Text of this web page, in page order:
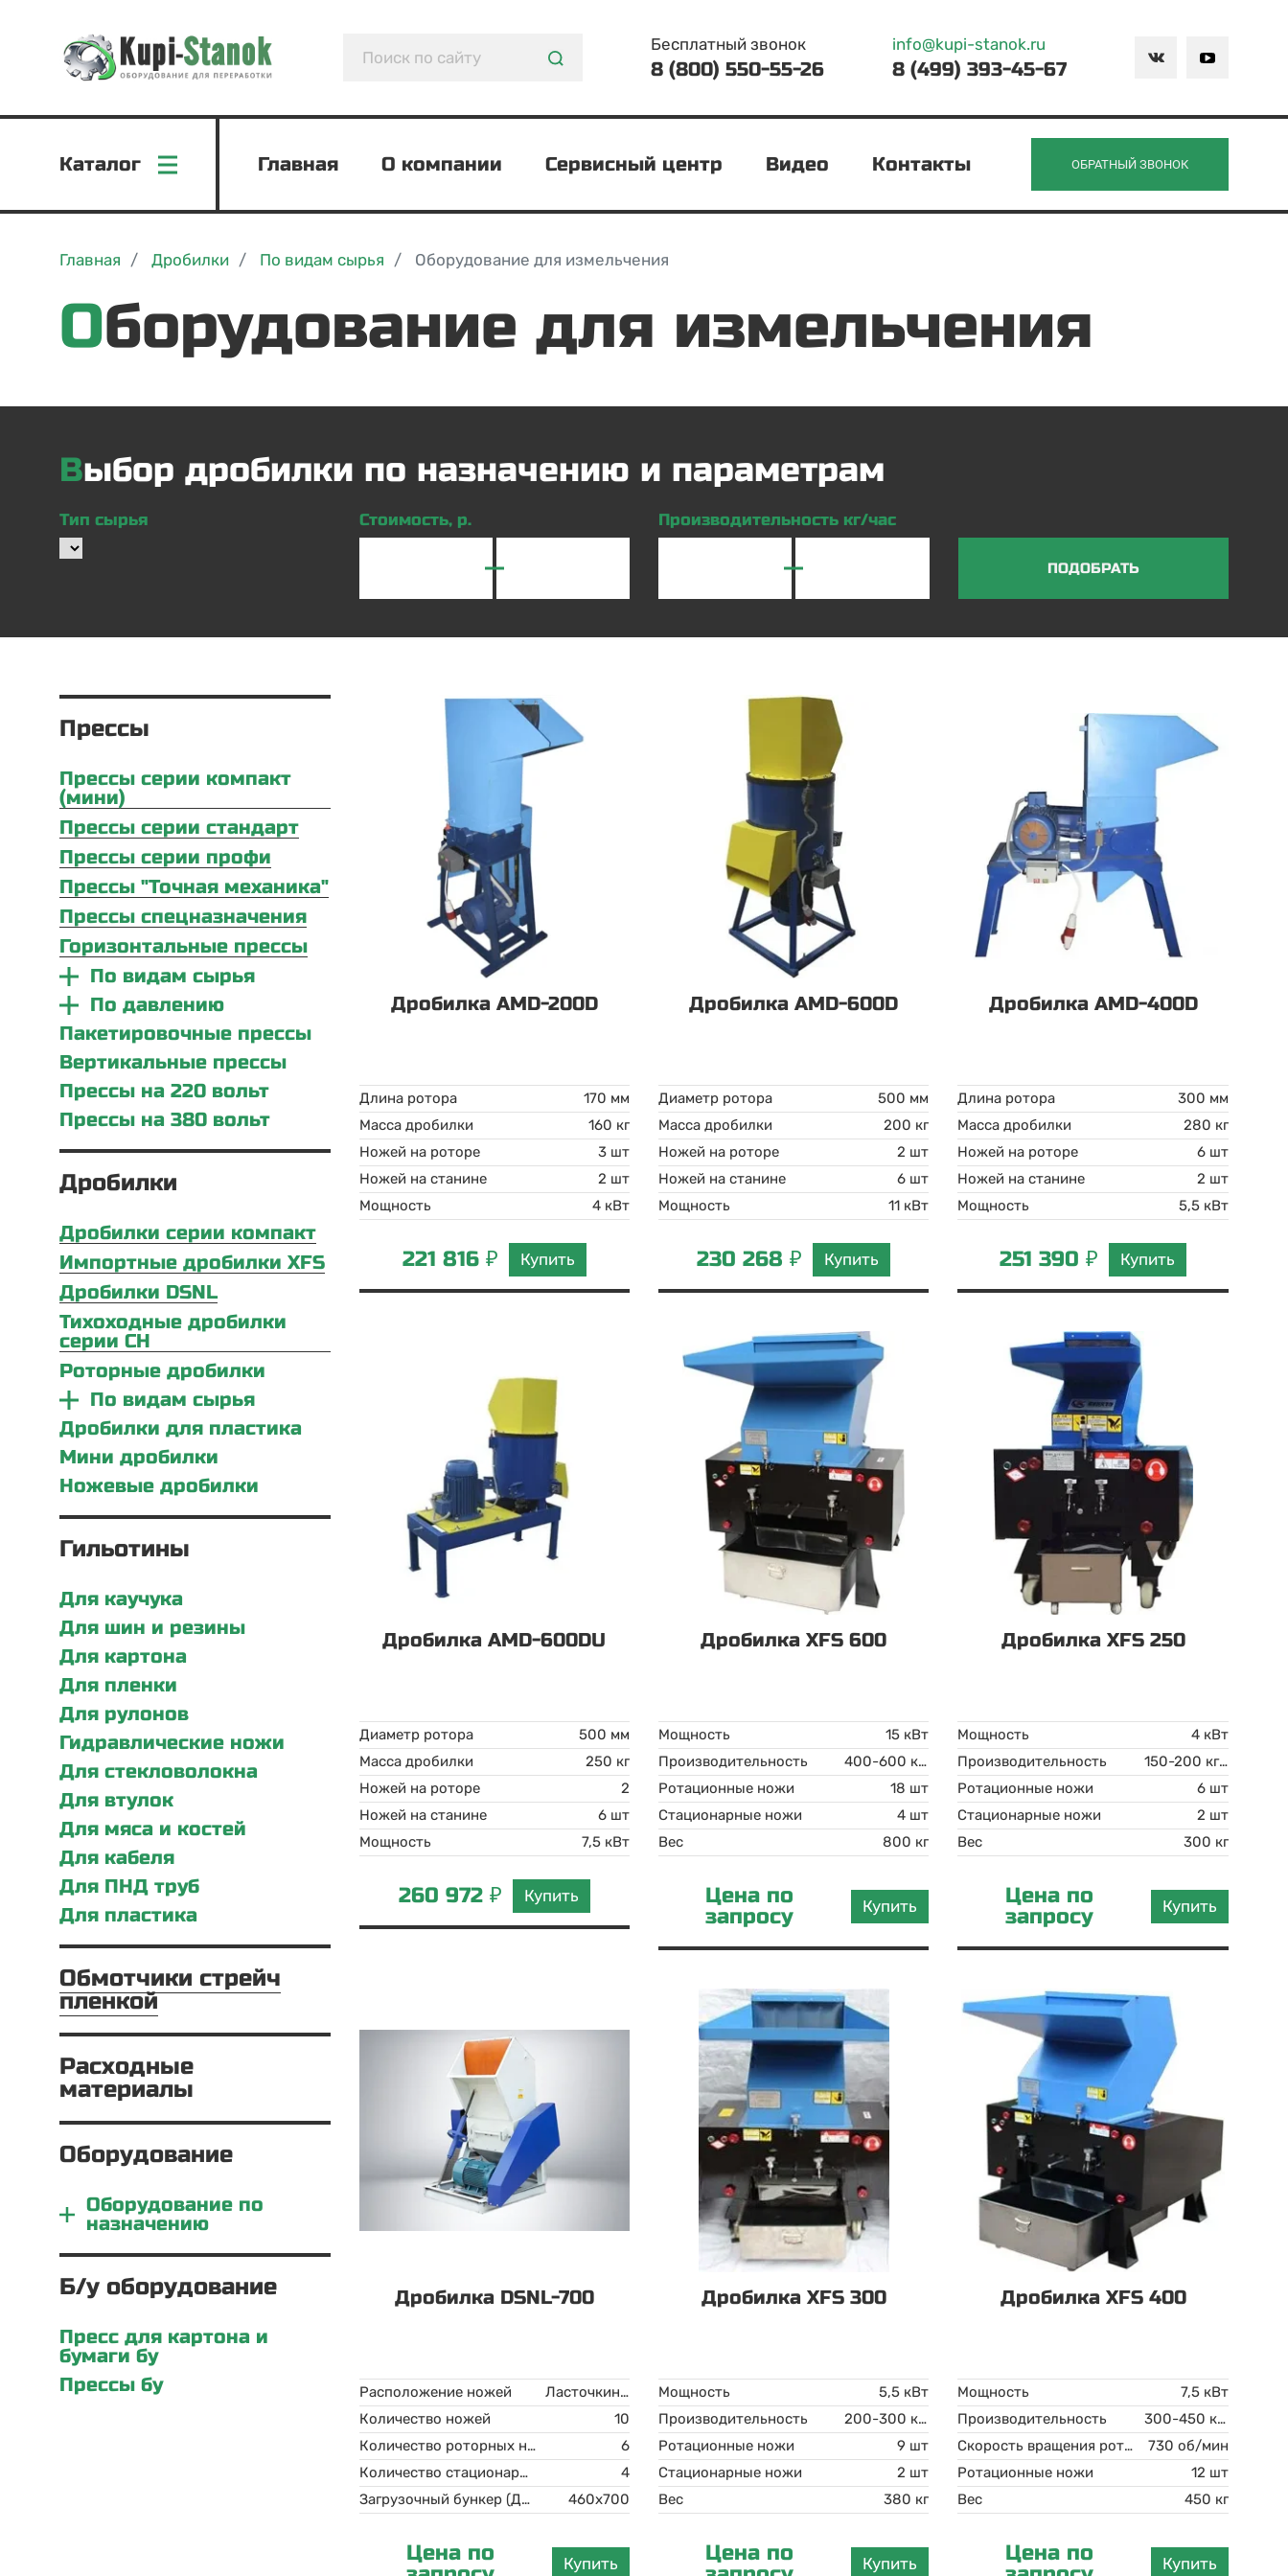
Бесплатный звонок
8 (800) 550-55-26
info@kupi-stanok.ru
8 (499) 393-45-67
Каталог Главная О компании Сервисный центр Видео Контакты ОБРАТНЫЙ ЗВОНОК
Главная Дробилки По видам сырья Оборудование для измельчения
Оборудование для измельчения
Выбор дробилки по назначению и параметрам
Тип сырья Стоимость, р. Производительность кг/час
ПОДОБРАТЬ
Прессы
Прессы серии компакт
(мини)
Прессы серии стандарт
Прессы серии профи
Прессы "Точная механика"
Прессы спецназначения
Горизонтальные прессы
По видам сырья
По давлению
Пакетировочные прессы
Вертикальные прессы
Прессы на 220 вольт
Прессы на 380 вольт
Дробилки
Дробилки серии компакт
Импортные дробилки XFS
Дробилки DSNL
Тихоходные дробилки
серии CH
Роторные дробилки
По видам сырья
Дробилки для пластика
Мини дробилки
Ножевые дробилки
Гильотины
Для каучука
Для шин и резины
Для картона
Для пленки
Для рулонов
Гидравлические ножи
Для стекловолокна
Для втулок
Для мяса и костей
Для кабеля
Для ПНД труб
Для пластика
Обмотчики стрейч
пленкой
Расходные
материалы
Оборудование
Оборудование по
назначению
Б/у оборудование
Пресс для картона и
бумаги бу
Прессы бу
Дробилка AMD-200D
Длина ротора
170 мм
Масса дробилки
160 кг
Ножей на роторе
3 шт
Ножей на станине
2 шт
Мощность
4 кВт
221 816 ₽ Купить
Дробилка AMD-600D
Диаметр ротора
500 мм
Масса дробилки
200 кг
Ножей на роторе
2 шт
Ножей на станине
6 шт
Мощность
11 кВт
230 268 ₽ Купить
Дробилка AMD-400D
Длина ротора
300 мм
Масса дробилки
280 кг
Ножей на роторе
6 шт
Ножей на станине
2 шт
Мощность
5,5 кВт
251 390 ₽ Купить
Дробилка AMD-600DU
Диаметр ротора
500 мм
Масса дробилки
250 кг
Ножей на роторе
2
Ножей на станине
6 шт
Мощность
7,5 кВт
260 972 ₽ Купить
Дробилка XFS 600
Мощность
15 кВт
Производительность
400-600 кг/ч
Ротационные ножи
18 шт
Стационарные ножи
4 шт
Вес
800 кг
Цена по
запросу
Купить
Дробилка XFS 250
Мощность
4 кВт
Производительность
150-200 кг/ч
Ротационные ножи
6 шт
Стационарные ножи
2 шт
Вес
300 кг
Цена по
запросу
Купить
Дробилка DSNL-700
Расположение ножей
Ласточкин хвост
Количество ножей
10
Количество роторных ножей
6
Количество стационарных ножей
4
Загрузочный бункер (ДхШ)
460x700
Цена по
Купить
Дробилка XFS 300
Мощность
5,5 кВт
Производительность
200-300 кг/ч
Ротационные ножи
9 шт
Стационарные ножи
2 шт
Вес
380 кг
Цена по
Купить
Дробилка XFS 400
Мощность
7,5 кВт
Производительность
300-450 кг/ч
Скорость вращения ротора
730 об/мин
Ротационные ножи
12 шт
Вес
450 кг
Цена по
Купить